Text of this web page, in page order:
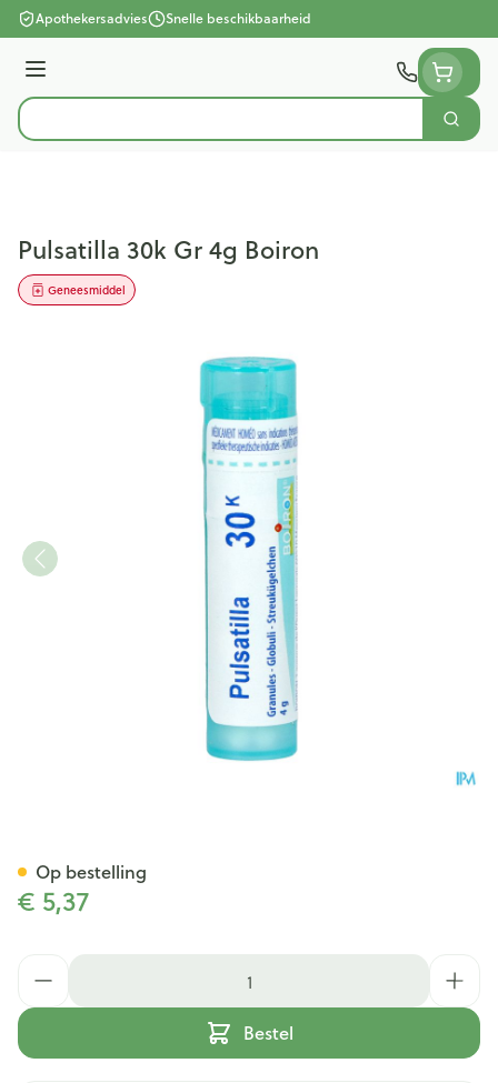
Ga naar de inhoud
Apothekersadvies Snelle beschikbaarheid
Menu
Product, merk, categorie...
Zoek
Pulsatilla 30k Gr 4g Boiron
Geneesmiddel
€ 5,37
Bestel
Op bestelling